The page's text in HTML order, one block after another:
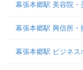
幕張本郷駅 美容院・
幕張本郷駅 興信所・
幕張本郷駅 ビジネス